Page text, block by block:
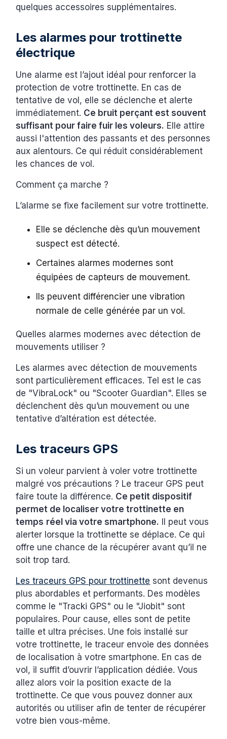
quelques accessoires supplémentaires.
Les alarmes pour trottinette
électrique
Une alarme est l’ajout idéal pour renforcer la
protection de votre trottinette. En cas de
tentative de vol, elle se déclenche et alerte
immédiatement. Ce bruit perçant est souvent
suffisant pour faire fuir les voleurs. Elle attire
aussi l'attention des passants et des personnes
aux alentours. Ce qui réduit considérablement
les chances de vol.
Comment ça marche ?
L’alarme se fixe facilement sur votre trottinette.
Elle se déclenche dès qu’un mouvement
suspect est détecté.
Certaines alarmes modernes sont
équipées de capteurs de mouvement.
Ils peuvent différencier une vibration
normale de celle générée par un vol.
Quelles alarmes modernes avec détection de
mouvements utiliser ?
Les alarmes avec détection de mouvements
sont particulièrement efficaces. Tel est le cas
de "VibraLock" ou "Scooter Guardian". Elles se
déclenchent dès qu’un mouvement ou une
tentative d’altération est détectée.
Les traceurs GPS
Si un voleur parvient à voler votre trottinette
malgré vos précautions ? Le traceur GPS peut
faire toute la différence. Ce petit dispositif
permet de localiser votre trottinette en
temps réel via votre smartphone. Il peut vous
alerter lorsque la trottinette se déplace. Ce qui
offre une chance de la récupérer avant qu’il ne
soit trop tard.
Les traceurs GPS pour trottinette sont devenus
plus abordables et performants. Des modèles
comme le "Tracki GPS" ou le "Jiobit" sont
populaires. Pour cause, elles sont de petite
taille et ultra précises. Une fois installé sur
votre trottinette, le traceur envoie des données
de localisation à votre smartphone. En cas de
vol, il suffit d’ouvrir l’application dédiée. Vous
allez alors voir la position exacte de la
trottinette. Ce que vous pouvez donner aux
autorités ou utiliser afin de tenter de récupérer
votre bien vous-même.